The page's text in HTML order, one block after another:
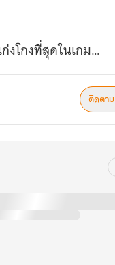
โกงที่สุดในเกม
'ว่าที่ภรรยาผู้หาย
ติดตาม